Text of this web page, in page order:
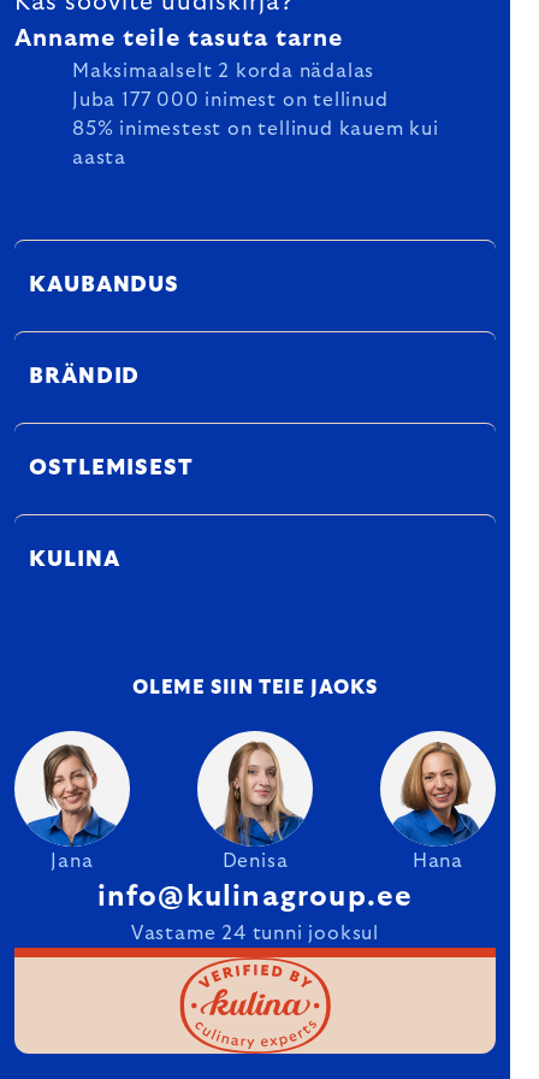
Anname teile tasuta tarne
Maksimaalselt 2 korda nädalas
Juba 177 000 inimest on tellinud
85% inimestest on tellinud kauem kui
aasta
KAUBANDUS
BRÄNDID
OSTLEMISEST
KULINA
OLEME SIIN TEIE JAOKS
Jana Denisa Hana
info@kulinagroup.ee
Vastame 24 tunni jooksul